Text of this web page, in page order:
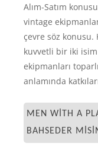
Alım-Satım
vintage
çevre söz konusu.
kuvvetli bir iki
ekipmanları
anlamında
MEN WITH A
BAHSEDER